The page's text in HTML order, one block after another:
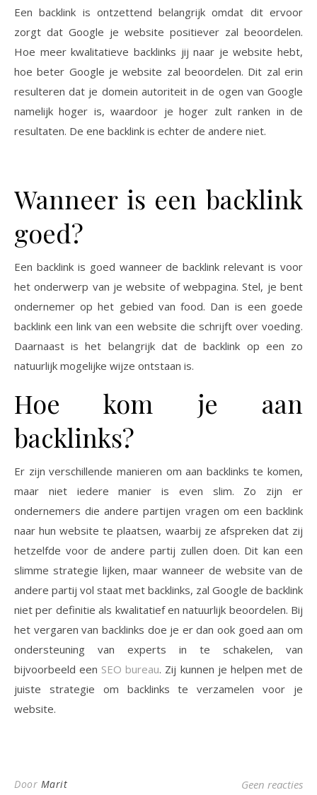
Een backlink is ontzettend belangrijk omdat dit ervoor
zorgt dat Google je website positiever zal beoordelen.
Hoe meer kwalitatieve backlinks jij naar je website hebt,
hoe beter Google je website zal beoordelen. Dit zal erin
resulteren dat je domein autoriteit in de ogen van Google
namelijk hoger is, waardoor je hoger zult ranken in de
resultaten. De ene backlink is echter de andere niet.
Wanneer is een backlink
goed?
Een backlink is goed wanneer de backlink relevant is voor
het onderwerp van je website of webpagina. Stel, je bent
ondernemer op het gebied van food. Dan is een goede
backlink een link van een website die schrijft over voeding.
Daarnaast is het belangrijk dat de backlink op een zo
natuurlijk mogelijke wijze ontstaan is.
Hoe kom je aan
backlinks?
Er zijn verschillende manieren om aan backlinks te komen,
maar niet iedere manier is even slim. Zo zijn er
ondernemers die andere partijen vragen om een backlink
naar hun website te plaatsen, waarbij ze afspreken dat zij
hetzelfde voor de andere partij zullen doen. Dit kan een
slimme strategie lijken, maar wanneer de website van de
andere partij vol staat met backlinks, zal Google de backlink
niet per definitie als kwalitatief en natuurlijk beoordelen. Bij
het vergaren van backlinks doe je er dan ook goed aan om
ondersteuning van experts in te schakelen, van
bijvoorbeeld een SEO bureau. Zij kunnen je helpen met de
juiste strategie om backlinks te verzamelen voor je
website.
Door Marit Geen reacties